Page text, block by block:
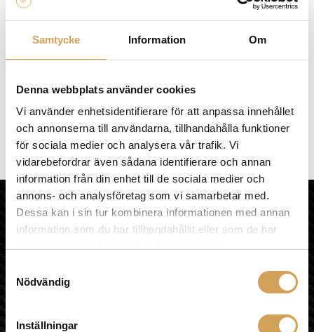
Samtycke Information Om
Denna webbplats använder cookies
Vi använder enhetsidentifierare för att anpassa innehållet
och annonserna till användarna, tillhandahålla funktioner
för sociala medier och analysera vår trafik. Vi
vidarebefordrar även sådana identifierare och annan
information från din enhet till de sociala medier och
annons- och analysföretag som vi samarbetar med.
Dessa kan i sin tur kombinera informationen med annan
information som du har tillhandahållit eller som de har
Nödvändig
Inställningar
Akustikpaneler(6)
HiFi Experience AB
HEM
MULTIROOM
ÅNGRA KÖP